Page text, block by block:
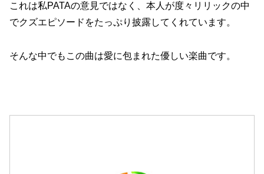
これは私PATAの意見ではなく、本人が度々リリックの中
でクズエピソードをたっぷり披露してくれています。
そんな中でもこの曲は愛に包まれた優しい楽曲です。